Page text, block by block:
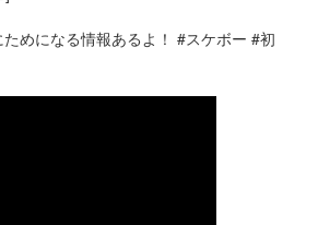
めになる情報あるよ！ #スケボー #初